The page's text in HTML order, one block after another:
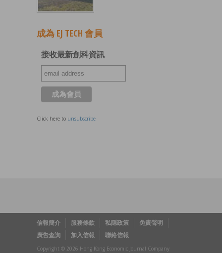
成為 EJ TECH 會員
接收最新創科資訊
Click here to unsubscribe
信報簡介 服務條款 私隱政策
免責聲明
廣告查詢
加入信報 聯絡信報
Copyright © 2026 Hong Kong Economic Journal Company